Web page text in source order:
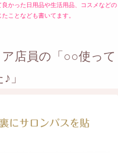
かった日用品や生活用品、コスメなどの
ことなども書いてます。
店員の「○○使って
」
にサロンパスを貼